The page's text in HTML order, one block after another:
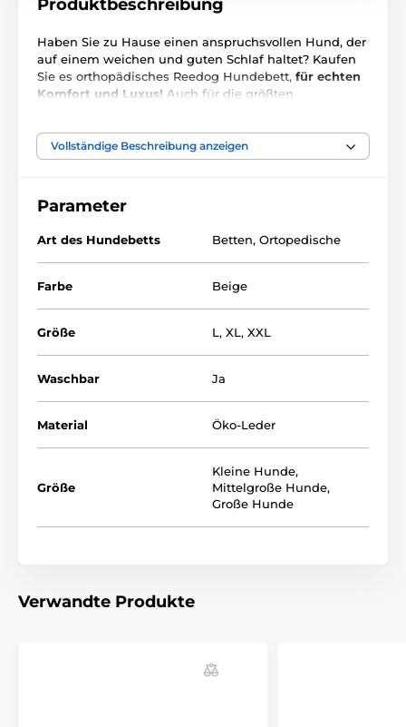
Produktbeschreibung
Haben Sie zu Hause einen anspruchsvollen Hund, der
auf einem weichen und guten Schlaf haltet? Kaufen
Sie es orthopädisches Reedog Hundebett, für echten
Komfort und Luxus! Auch für die größten
Waschmaschine waschen können. Dieses
orthopädische Hundebett von Reedog besteht aus
hinaus können Sie den Bezug mit einem
Reißverschluss leicht entfernen.
Ihrem Hund einen ungestörten Schlaf.
Verwendetes Material:
Oberseite des Hundebettes - Eko Leder
Innenseite des Hundebettes - Schaumstoffmatratze +
leicht variieren, aber höchstens 2-4cm.)
Vollständige Beschreibung anzeigen
Parameter
Art des Hundebetts Betten, Ortopedische
Farbe Beige
Größe L, XL, XXL
Waschbar Ja
Material Öko-Leder
Größe
Kleine Hunde,
Mittelgroße Hunde,
Große Hunde
Verwandte Produkte